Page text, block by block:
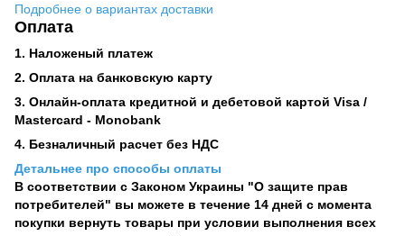
Подробнее о вариантах доставки
Оплата
1. Наложеный платеж
2. Оплата на банковскую карту
3. Онлайн-оплата кредитной и дебетовой картой Visa /
Mastercard - Monobank
4. Безналичный расчет без НДС
Детальнее про способы оплаты
В соответствии с Законом Украины "О защите прав
потребителей" вы можете в течение 14 дней с момента
покупки вернуть товары при условии выполнения всех